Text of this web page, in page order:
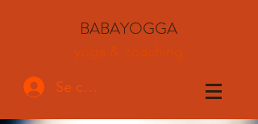
BABAYOGGA
yoga & coaching
Se connecter